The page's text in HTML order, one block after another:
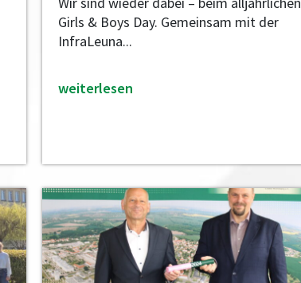
Girls & Boys Day. Gemeinsam mit der
InfraLeuna...
weiterlesen